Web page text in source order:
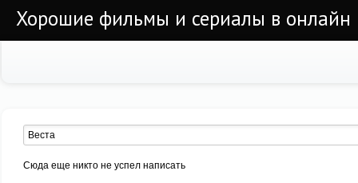
Хорошие фильмы и сериалы в онлайн
Сюда еще никто не успел написать